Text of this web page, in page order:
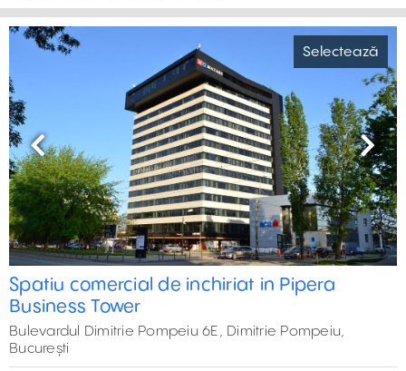
Selectează
Previous Next
Spatiu comercial de inchiriat in Pipera
Business Tower
Bulevardul Dimitrie Pompeiu 6E, Dimitrie Pompeiu,
București